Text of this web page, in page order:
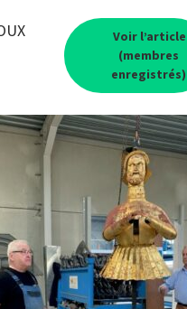
Voir l’article
(membres
enregistrés)